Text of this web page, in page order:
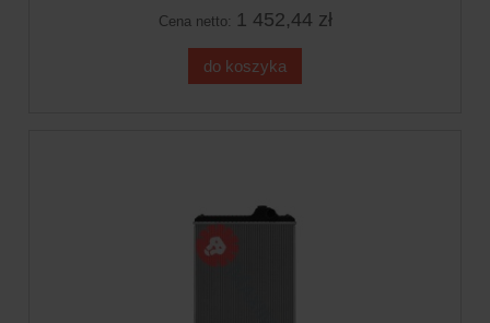
Cena netto: 1 452,44 zł
do koszyka